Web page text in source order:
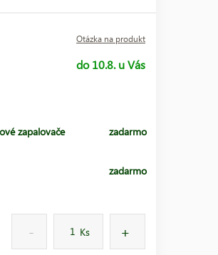
Otázka na produkt
do 10.8. u Vás
zapalovače
zadarmo
zadarmo
Ks